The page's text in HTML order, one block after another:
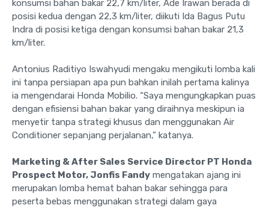
konsumsi bahan bakar 22,7 km/liter, Ade Irawan berada di
posisi kedua dengan 22,3 km/liter, diikuti Ida Bagus Putu
Indra di posisi ketiga dengan konsumsi bahan bakar 21,3
km/liter.
Antonius Raditiyo Iswahyudi mengaku mengikuti lomba kali
ini tanpa persiapan apa pun bahkan inilah pertama kalinya
ia mengendarai Honda Mobilio. “Saya mengungkapkan puas
dengan efisiensi bahan bakar yang diraihnya meskipun ia
menyetir tanpa strategi khusus dan menggunakan Air
Conditioner sepanjang perjalanan,” katanya.
Marketing & After Sales Service Director PT Honda
Prospect Motor, Jonfis Fandy mengatakan ajang ini
merupakan lomba hemat bahan bakar sehingga para
peserta bebas menggunakan strategi dalam gaya